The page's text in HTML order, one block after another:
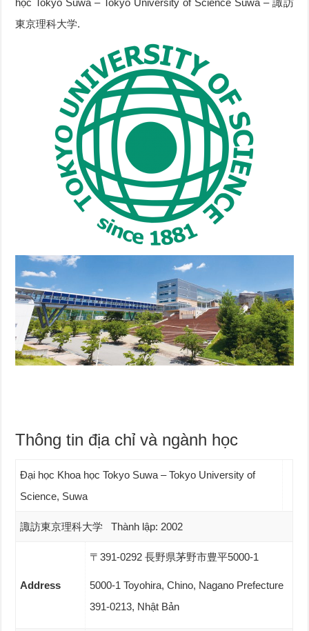
học Tokyo Suwa – Tokyo University of Science Suwa – 諏訪
東京理科大学.
Thông tin địa chỉ và ngành học
Đại học Khoa học Tokyo Suwa – Tokyo University of
Science, Suwa
諏訪東京理科大学 Thành lập: 2002
Address
〒391-0292 長野県茅野市豊平5000-1
5000-1 Toyohira, Chino, Nagano Prefecture
391-0213, Nhật Bản